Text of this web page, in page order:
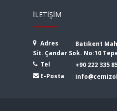
İLETIŞIM
Adres : Batıkent
Sit. Çandar Sok. No:10
Tel
: +90 222 335
E-Posta
: